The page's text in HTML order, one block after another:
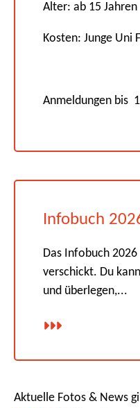
Alter: ab 15 Jahren
Kosten: Junge Uni
Anmeldungen bis
Infobuch
Das Infobuch
verschickt. Du
und überlegen,...
Aktuelle Fotos & News